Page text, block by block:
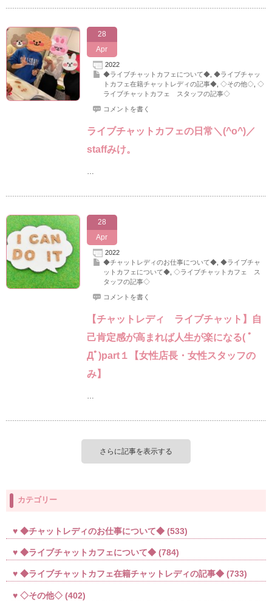
28
Apr
2022
◆ライブチャットカフェについて◆, ◆ライブチャッ
トカフェ在籍チャットレディの記事◆, ◇その他◇, ◇
ライブチャットカフェ スタッフの記事◇
コメントを書く
ライブチャットカフェの日常＼(^o^)／
staffみけ。
…
28
Apr
2022
◆チャットレディのお仕事について◆, ◆ライブチャ
ットカフェについて◆, ◇ライブチャットカフェ ス
タッフの記事◇
コメントを書く
【チャットレディ ライブチャット】自
己肯定感が高まれば人生が楽になる( ﾟ
Дﾟ)part１【女性店長・女性スタッフの
み】
…
さらに記事を表示する
カテゴリー
◆チャットレディのお仕事について◆ (533)
◆ライブチャットカフェについて◆ (784)
◆ライブチャットカフェ在籍チャットレディの記事◆ (733)
◇その他◇ (402)